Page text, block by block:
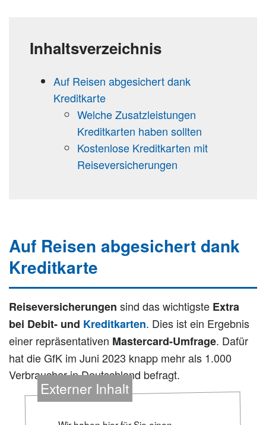
Inhaltsverzeichnis
Auf Reisen abgesichert dank
Kreditkarte
Welche Zusatzleistungen
Kreditkarten haben sollten
Kostenlose Kreditkarten mit
Reiseversicherungen
Auf Reisen abgesichert dank
Kreditkarte
Reiseversicherungen sind das wichtigste Extra
bei Debit- und Kreditkarten. Dies ist ein Ergebnis
einer repräsentativen Mastercard-Umfrage. Dafür
hat die GfK im Juni 2023 knapp mehr als 1.000
Verbraucher in Deutschland befragt.
Externer Inhalt